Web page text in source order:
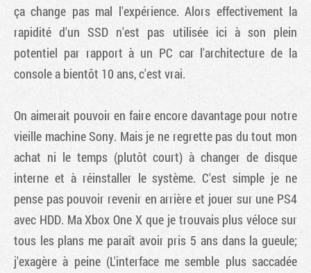
ça change pas mal l'expérience. Alors effectivement la
rapidité d'un SSD n'est pas utilisée ici à son plein
potentiel par rapport à un PC car l'architecture de la
console a bientôt 10 ans, c'est vrai.
On aimerait pouvoir en faire encore davantage pour notre
vieille machine Sony. Mais je ne regrette pas du tout mon
achat ni le temps (plutôt court) à changer de disque
interne et à réinstaller le système. C'est simple je ne
pense pas pouvoir revenir en arrière et jouer sur une PS4
avec HDD. Ma Xbox One X que je trouvais plus véloce sur
tous les plans me paraît avoir pris 5 ans dans la gueule;
j'exagère à peine (L'interface me semble plus saccadée